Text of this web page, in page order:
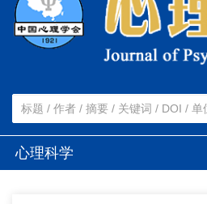
心理科学